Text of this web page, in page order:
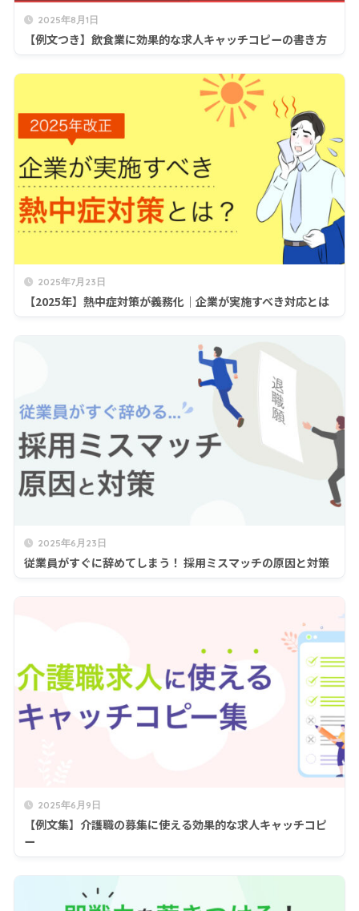
2025年8月1日
【例文つき】飲食業に効果的な求人キャッチコピーの書き方
2025年7月23日
【2025年】熱中症対策が義務化｜企業が実施すべき対応とは
2025年6月23日
従業員がすぐに辞めてしまう！ 採用ミスマッチの原因と対策
2025年6月9日
【例文集】介護職の募集に使える効果的な求人キャッチコピ
ー